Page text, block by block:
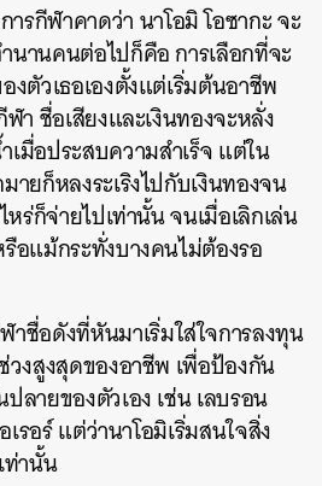
รกีฬาคาดว่า นาโอมิ โอซากะ จะ
นานคนต่อไปก็คือ การเลือกที่จะ
งตัวเธอเองตั้งแต่เริ่มต้นอาชีพ
า ชื่อเสียงและเงินทองจะหลั่ง
เมื่อประสบความสำเร็จ แต่ใน
ยก็หลงระเริงไปกับเงินทองจน
หร่ก็จ่ายไปเท่านั้น จนเมื่อเลิกเล่น
อแม้กระทั่งบางคนไม่ต้องรอ
ชื่อดังที่หันมาเริ่มใส่ใจการลงทุน
วงสูงสุดของอาชีพ เพื่อป้องกัน
ลายของตัวเอง เช่น เลบรอน
เรอร์ แต่ว่านาโอมิเริ่มสนใจสิ่ง
ท่านั้น